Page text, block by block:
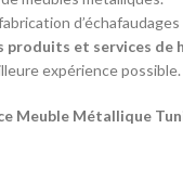
produits et services de
expérience possible.
Meuble Métallique